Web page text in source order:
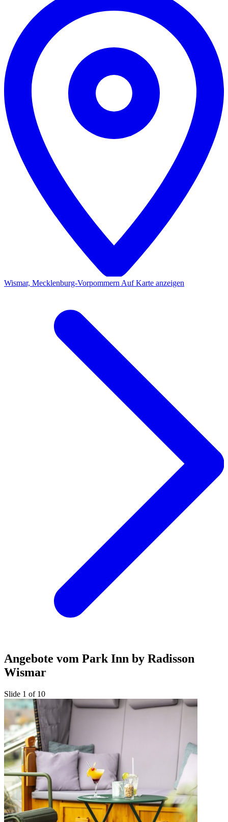
Wismar, Mecklenburg-Vorpommern Auf Karte anzeigen
Angebote vom Park Inn by Radisson
Wismar
Slide 1 of 10